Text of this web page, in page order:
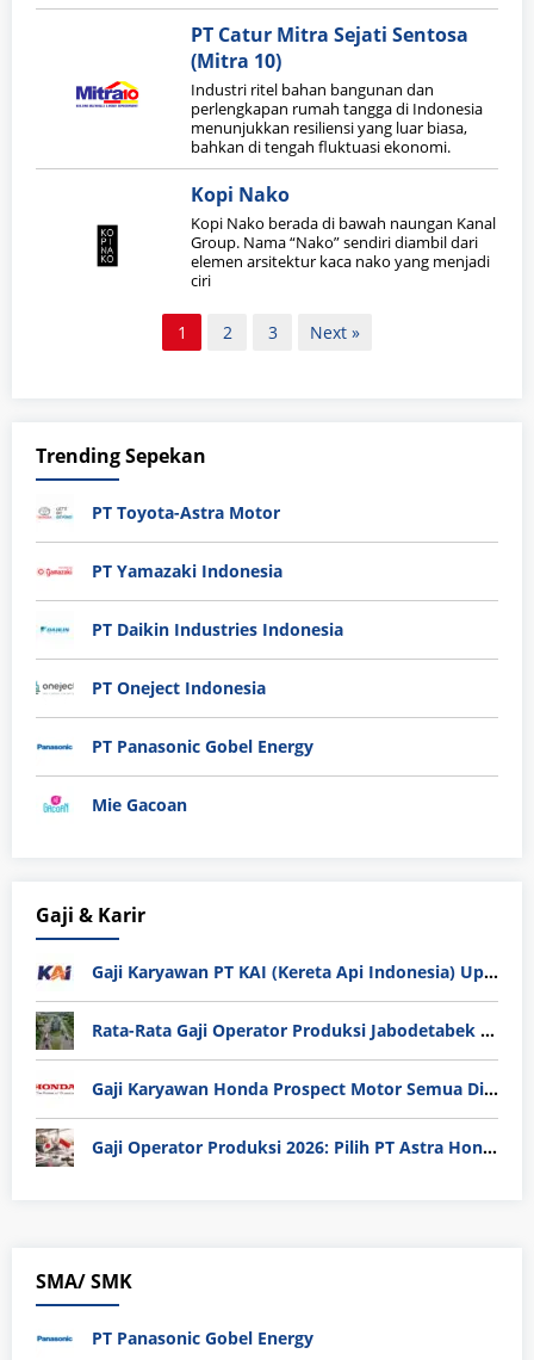
PT Catur Mitra Sejati Sentosa
(Mitra 10)
Industri ritel bahan bangunan dan
perlengkapan rumah tangga di Indonesia
menunjukkan resiliensi yang luar biasa,
bahkan di tengah fluktuasi ekonomi.
Kopi Nako
Kopi Nako berada di bawah naungan Kanal
Group. Nama “Nako” sendiri diambil dari
elemen arsitektur kaca nako yang menjadi
ciri
1 2 3 Next »
Trending Sepekan
PT Toyota-Astra Motor
PT Yamazaki Indonesia
PT Daikin Industries Indonesia
PT Oneject Indonesia
PT Panasonic Gobel Energy
Mie Gacoan
Gaji & Karir
Gaji Karyawan PT KAI (Kereta Api Indonesia) Update 2025
Rata-Rata Gaji Operator Produksi Jabodetabek 2025: Bedah Tuntas UMK, Lemburan, dan Realita Hidup Buruh
Gaji Karyawan Honda Prospect Motor Semua Divisi
Gaji Operator Produksi 2026: Pilih PT Astra Honda Motor (AHM) atau Manufaktur di Jepang?
SMA/ SMK
PT Panasonic Gobel Energy